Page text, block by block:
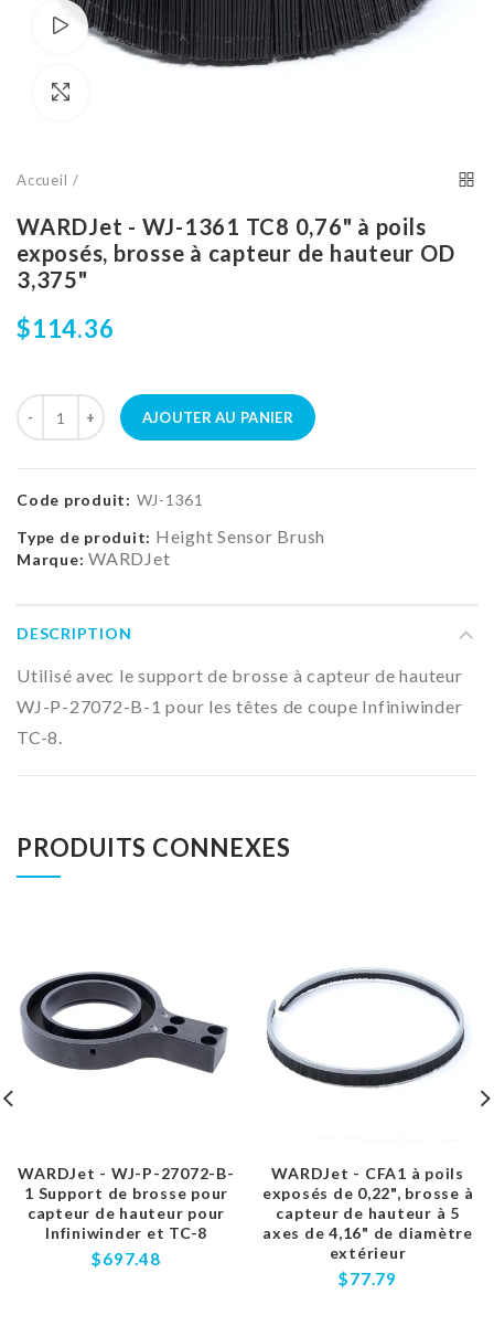
Regarder la vidéo
Accueil
WARDJet - WJ-1361 TC8 0,76" à poils
exposés, brosse à capteur de hauteur OD
3,375"
$114.36
AJOUTER AU PANIER
Code produit: WJ-1361
Type de produit: Height Sensor Brush
Marque: WARDJet
DESCRIPTION
Utilisé avec le support de brosse à capteur de hauteur
WJ-P-27072-B-1pour les têtes de coupe Infiniwinder
TC-8.
PRODUITS CONNEXES
WARDJet - WJ-P-27072-B-
1 Support de brosse pour
capteur de hauteur pour
Infiniwinder et TC-8
$697.48
WARDJet - CFA1 à poils
exposés de 0,22", brosse à
capteur de hauteur à 5
axes de 4,16" de diamètre
extérieur
$77.79